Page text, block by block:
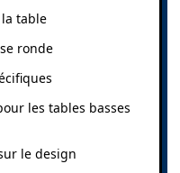
table
ronde
les tables basses
le design